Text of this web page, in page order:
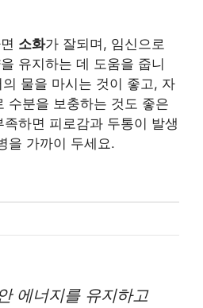
소화가 잘되며, 임신으로
유지하는 데 도움을 줍니
물을 마시는 것이 좋고, 자
수분을 보충하는 것도 좋은
하면 피로감과 두통이 발생
을 가까이 두세요.
에너지를 유지하고